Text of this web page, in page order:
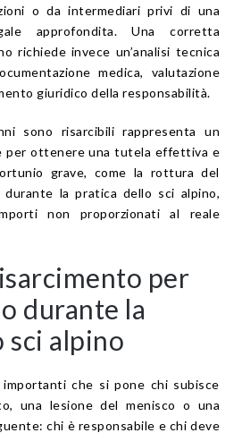
o da intermediari privi di una
approfondita. Una corretta
richiede invece un’analisi tecnica
medica, valutazione
giuridico della responsabilità.
sono risarcibili rappresenta un
per ottenere una tutela effettiva e
grave, come la rottura del
la pratica dello sci alpino,
non proporzionati al reale
per
durante la
sci alpino
che si pone chi subisce
una lesione del menisco o una
chi è responsabile e chi deve